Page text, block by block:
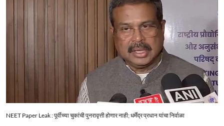
NEET Paper Leak : पूर्वीच्या चुकांची पुनरावृत्ती होणार नाही; धर्मेंद्र प्रधान यांचा निर्वाळा